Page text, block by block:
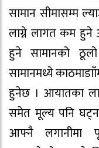
सामान सीमासम्म
लाग्ने लागत कम हुने
हुने सामानको
सामानमध्ये
हुनेछ । आयातका
समेत मूल्य पनि
आफ्नै लगानीमा